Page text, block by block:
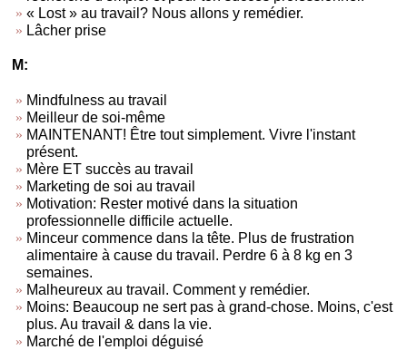
« Lost » au travail? Nous allons y remédier.
Lâcher prise
M:
Mindfulness au travail
Meilleur de soi-même
MAINTENANT! Être tout simplement. Vivre l'instant
présent.
Mère ET succès au travail
Marketing de soi au travail
Motivation: Rester motivé dans la situation
professionnelle difficile actuelle.
Minceur commence dans la tête. Plus de frustration
alimentaire à cause du travail. Perdre 6 à 8 kg en 3
semaines.
Malheureux au travail. Comment y remédier.
Moins: Beaucoup ne sert pas à grand-chose. Moins, c'est
plus. Au travail & dans la vie.
Marché de l'emploi déguisé